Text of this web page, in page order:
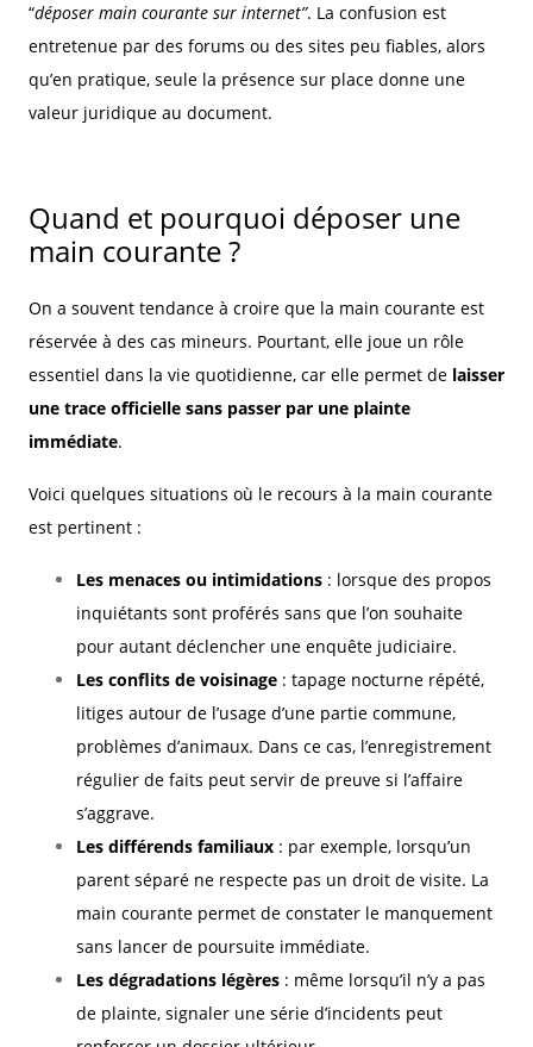
“déposer main courante sur internet”. La confusion est
entretenue par des forums ou des sites peu fiables, alors
qu’en pratique, seule la présence sur place donne une
valeur juridique au document.
Quand et pourquoi déposer une
main courante ?
On a souvent tendance à croire que la main courante est
réservée à des cas mineurs. Pourtant, elle joue un rôle
essentiel dans la vie quotidienne, car elle permet de laisser
une trace officielle sans passer par une plainte
immédiate.
Voici quelques situations où le recours à la main courante
est pertinent :
Les menaces ou intimidations : lorsque des propos
inquiétants sont proférés sans que l’on souhaite
pour autant déclencher une enquête judiciaire.
Les conflits de voisinage : tapage nocturne répété,
litiges autour de l’usage d’une partie commune,
problèmes d’animaux. Dans ce cas, l’enregistrement
régulier de faits peut servir de preuve si l’affaire
s’aggrave.
Les différends familiaux : par exemple, lorsqu’un
parent séparé ne respecte pas un droit de visite. La
main courante permet de constater le manquement
sans lancer de poursuite immédiate.
Les dégradations légères : même lorsqu’il n’y a pas
de plainte, signaler une série d’incidents peut